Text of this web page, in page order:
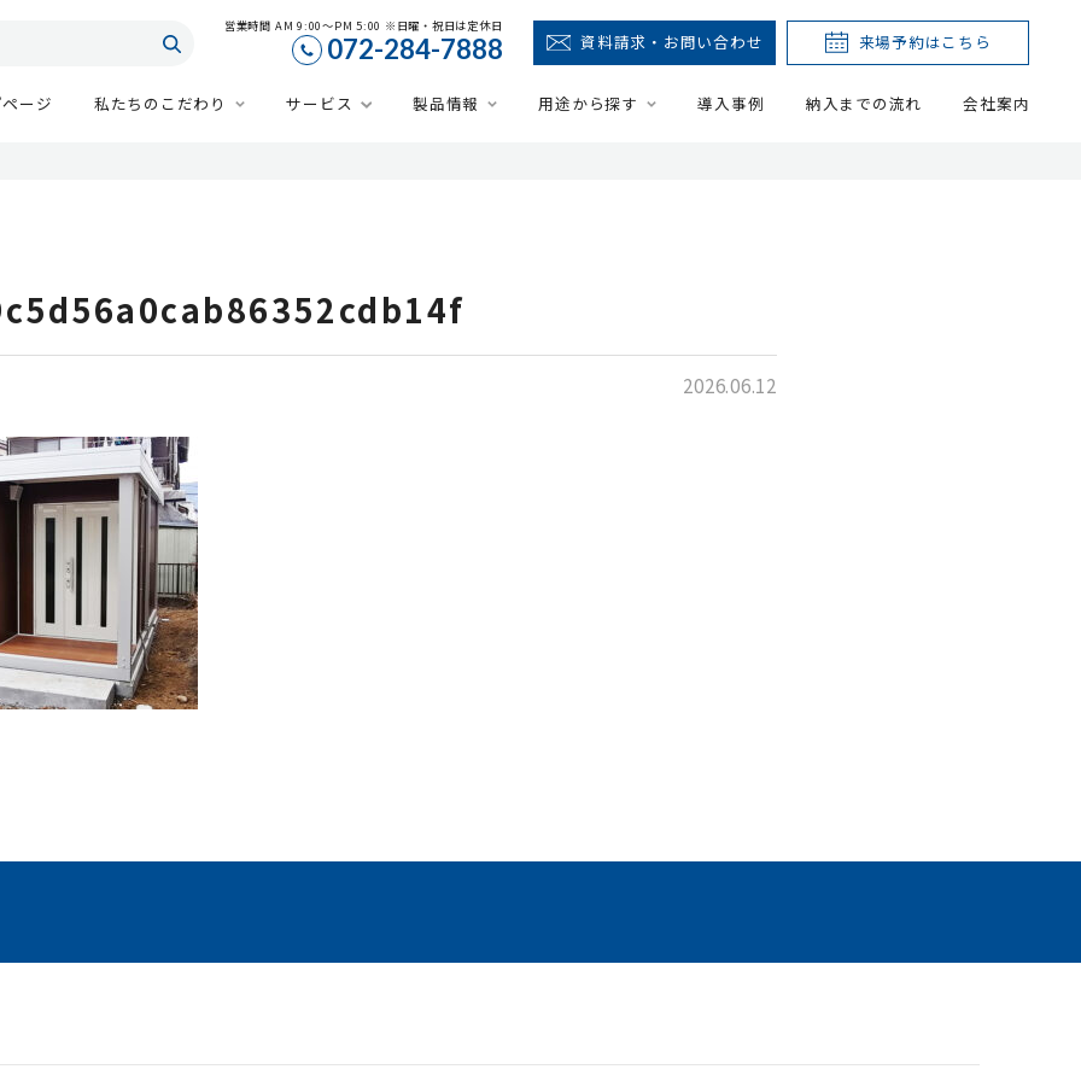
営業時間 AM 9:00～PM 5:00 ※日曜・祝日は定休日
072-284-7888 資料請求・お問い合わせ 来場予約はこちら
ージ 私たちのこだわり サービス 製品情報 用途から探す 導入事例 納入までの流れ 会社案内
2026.06.12